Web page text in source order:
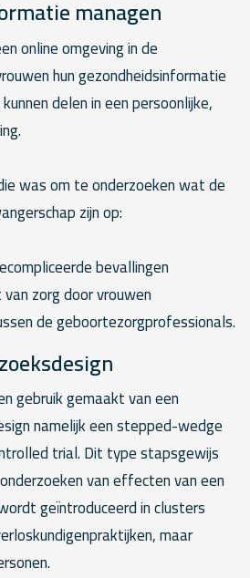
managen
online omgeving in de
hun gezondheidsinformatie
delen in een persoonlijke,
was om te onderzoeken wat de
zijn op:
bevallingen
zorg door vrouwen
de geboortezorgprofessionals.
gebruik gemaakt van een
namelijk een stepped-wedge
trial. Dit type stapsgewijs
van effecten van een
geïntroduceerd in clusters
maar